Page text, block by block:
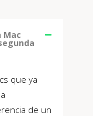
Mac
que ya
de un